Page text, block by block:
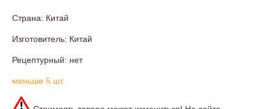
Страна: Китай
Изготовитель: Китай
Рецептурный: нет
меньше 5 шт.